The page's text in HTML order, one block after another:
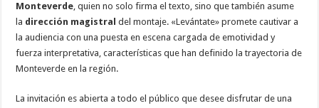
Monteverde, quien no solo firma el texto, sino que también asume
la dirección magistral del montaje. «Levántate» promete cautivar a
la audiencia con una puesta en escena cargada de emotividad y
fuerza interpretativa, características que han definido la trayectoria de
Monteverde en la región.
La invitación es abierta a todo el público que desee disfrutar de una